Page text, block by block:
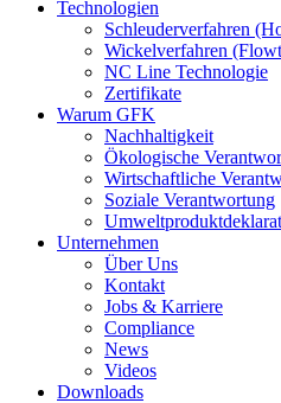
Technologien
Schleuderverfahren
Wickelverfahren
NC Line Technologie
Zertifikate
Warum GFK
Nachhaltigkeit
Ökologische
Wirtschaftliche
Soziale Verantwortung
Unternehmen
Über Uns
Kontakt
Jobs & Karriere
Compliance
News
Videos
Downloads